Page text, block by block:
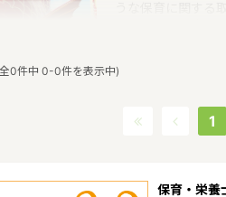
べ） 佐賀県は、九
メートル、大阪ま
約200キロメート
0件中 0-0件を表示中)
1
保育・栄養